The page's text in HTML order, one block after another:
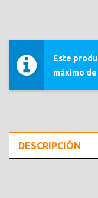
Este
máximo
DESCRIPCIÓN